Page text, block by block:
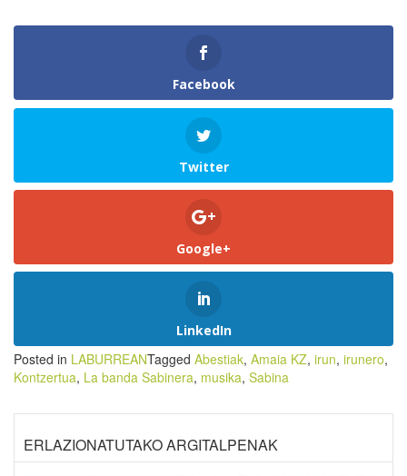
Facebook
Twitter
Google+
LinkedIn
Posted in LABURREANTagged Abestiak, Amaia KZ, irun, irunero,
Kontzertua, La banda Sabinera, musika, Sabina
ERLAZIONATUTAKO ARGITALPENAK